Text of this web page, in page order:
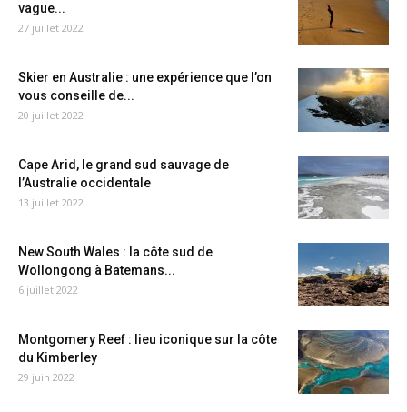
vague...
27 juillet 2022
Skier en Australie : une expérience que l’on
vous conseille de...
20 juillet 2022
Cape Arid, le grand sud sauvage de
l’Australie occidentale
13 juillet 2022
New South Wales : la côte sud de
Wollongong à Batemans...
6 juillet 2022
Montgomery Reef : lieu iconique sur la côte
du Kimberley
29 juin 2022